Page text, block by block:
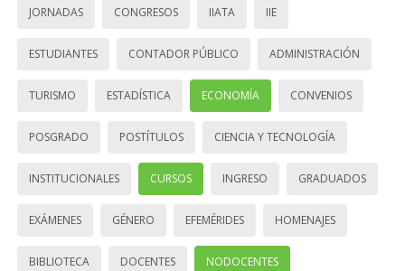
JORNADAS CONGRESOS IIATA IIE
ESTUDIANTES CONTADOR PÚBLICO ADMINISTRACIÓN
TURISMO ESTADÍSTICA ECONOMÍA CONVENIOS
POSGRADO POSTÍTULOS CIENCIA Y TECNOLOGÍA
INSTITUCIONALES CURSOS INGRESO GRADUADOS
EXÁMENES GÉNERO EFEMÉRIDES HOMENAJES
BIBLIOTECA DOCENTES NODOCENTES